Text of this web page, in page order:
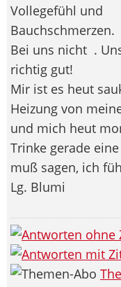
Vollegefühl und
Bauchschmerzen.
Bei uns nicht .
richtig gut!
Mir ist es heut
Heizung von
und mich heut
Trinke gerade eine
muß sagen, ich
Lg. Blumi